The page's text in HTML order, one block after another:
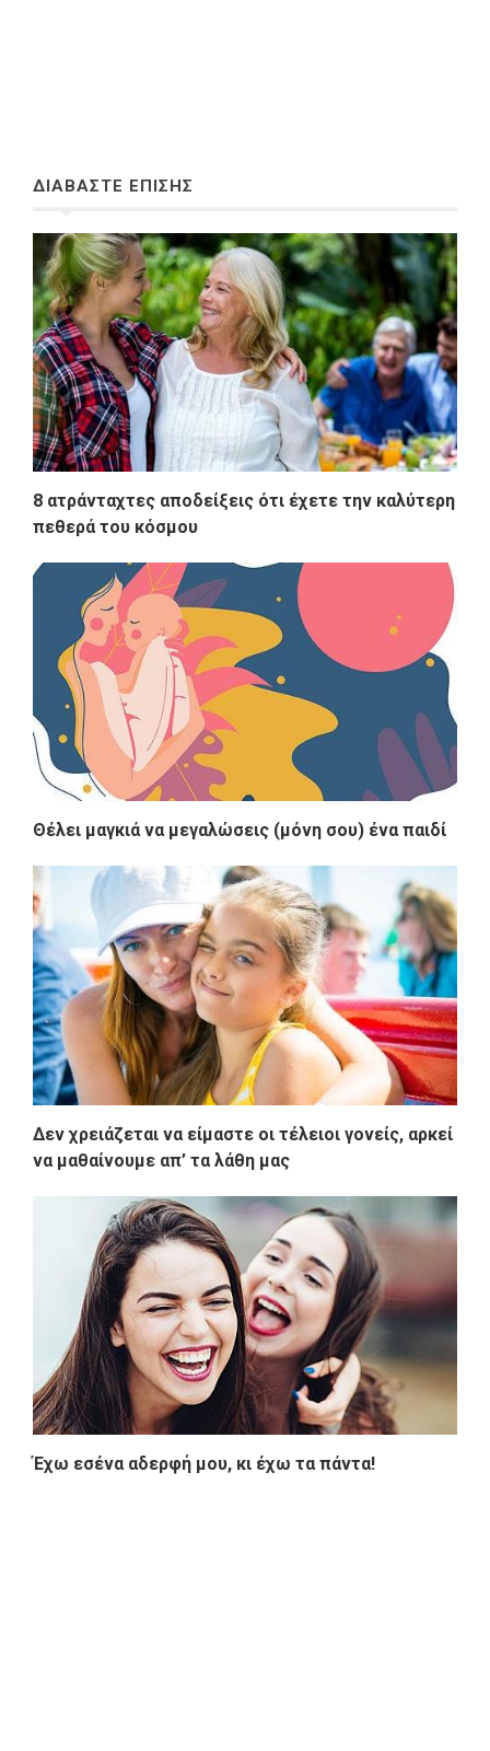
ΔΙΑΒΑΣΤΕ ΕΠΙΣΗΣ
8 ατράνταχτες αποδείξεις ότι έχετε την καλύτερη
πεθερά του κόσμου
Θέλει μαγκιά να μεγαλώσεις (μόνη σου) ένα παιδί
Δεν χρειάζεται να είμαστε οι τέλειοι γονείς, αρκεί
να μαθαίνουμε απ’ τα λάθη μας
Έχω εσένα αδερφή μου, κι έχω τα πάντα!